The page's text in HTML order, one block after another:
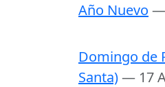
Año Nuevo —
Domingo de
Santa)— 17